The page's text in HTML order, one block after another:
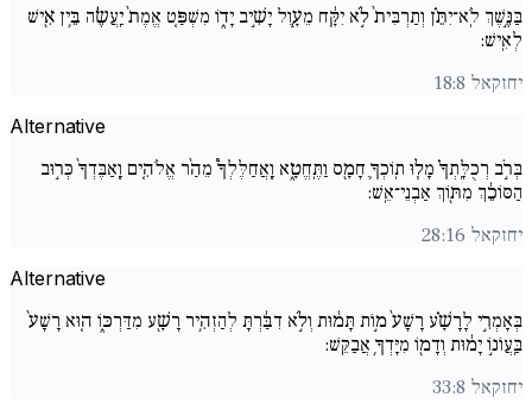
בַּנֶּ֣שֶׁךְ לֹֽא־יִתֵּ֗ן וְתַרְבִּית֙ לֹ֣א יִקָּ֔ח מֵעָ֖וֶל יָשִׁ֣יב יָד֑וֹ מִשְׁפַּ֚ט אֱמֶת֙ יַֽעֲשֶׂ֔ה בֵּ֥ין אִ֖ישׁ
לְאִֽישׁ:
יחזקאל 18:8
Alternative
בְּרֹ֣ב רְכֻלָּֽתְךָ֗ מָל֧וּ תֽוֹכְךָ֛ חָמָ֖ס וַתֶּֽחֱטָ֑א וָֽאֲחַלֶּלְךָ֩ מֵהַ֨ר אֱלֹהִ֚ים וָֽאַבֶּדְךָ֙ כְּר֣וּב
הַסּוֹכֵ֔ךְ מִתּ֖וֹךְ אַבְנֵי־אֵֽשׁ:
יחזקאל 28:16
Alternative
בְּאָמְרִ֣י לָרָשָׁ֗ע רָשָׁע֙ מ֣וֹת תָּמ֔וּת וְלֹ֣א דִבַּ֔רְתָּ לְהַזְהִ֥יר רָשָׁ֖ע מִדַּרְכּ֑וֹ ה֚וּא רָשָׁע֙
בַּֽעֲו‍ֹנ֣וֹ יָמ֔וּת וְדָמ֖וֹ מִיָּדְךָ֥ אֲבַקֵּֽשׁ:
יחזקאל 33:8